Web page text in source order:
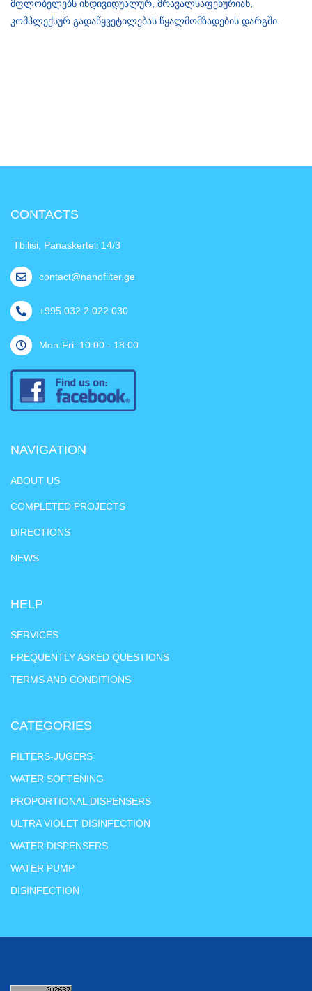
მფლობელებს ინდივიდუალურ, მრავალსაფეხურიან,
კომპლექსურ გადაწყვეტილებას წყალმომზადების დარგში.
CONTACTS
Tbilisi, Panaskerteli 14/3
contact@nanofilter.ge
+995 032 2 022 030
Mon-Fri: 10:00 - 18:00
NAVIGATION
ABOUT US
COMPLETED PROJECTS
DIRECTIONS
NEWS
HELP
SERVICES
FREQUENTLY ASKED QUESTIONS
TERMS AND CONDITIONS
CATEGORIES
FILTERS-JUGERS
WATER SOFTENING
PROPORTIONAL DISPENSERS
ULTRA VIOLET DISINFECTION
WATER DISPENSERS
WATER PUMP
DISINFECTION